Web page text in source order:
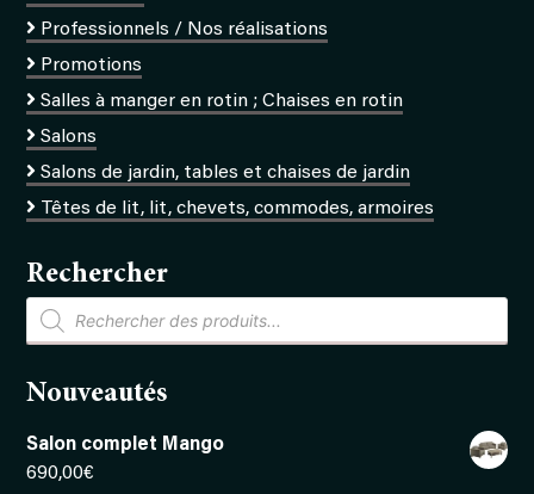
Professionnels / Nos réalisations
Promotions
Salles à manger en rotin ; Chaises en rotin
Salons
Salons de jardin, tables et chaises de jardin
Têtes de lit, lit, chevets, commodes, armoires
Rechercher
Recherche
de
produits
Nouveautés
Salon complet Mango
690,00€